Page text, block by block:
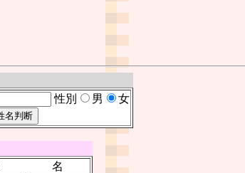
性別 男 女
名